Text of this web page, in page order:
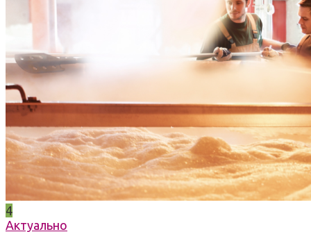
4
Актуально